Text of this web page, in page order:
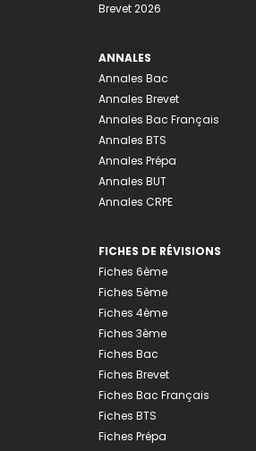
Brevet 2026
ANNALES
Annales Bac
Annales Brevet
Annales Bac Français
Annales BTS
Annales Prépa
Annales BUT
Annales CRPE
FICHES DE RÉVISIONS
Fiches 6ème
Fiches 5ème
Fiches 4ème
Fiches 3ème
Fiches Bac
Fiches Brevet
Fiches Bac Français
Fiches BTS
Fiches Prépa